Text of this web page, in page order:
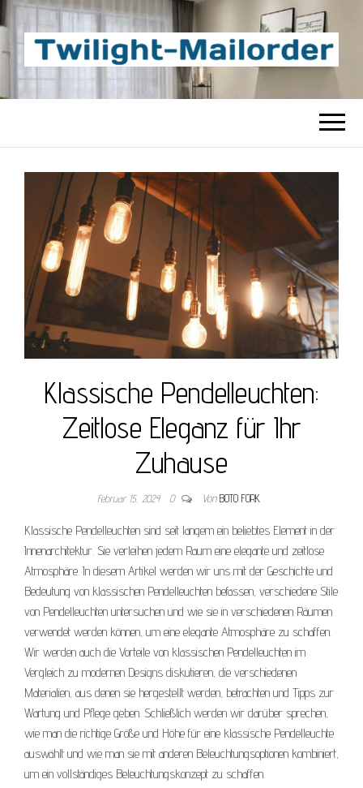
TWILIGHT-
MAILORDER
Beste Content-Sharing-Site
Klassische Pendelleuchten:
Zeitlose Eleganz für Ihr
Zuhause
Februar 15, 2024 0 Von BOTO FORK
Klassische Pendelleuchten sind seit langem ein beliebtes Element in der
Innenarchitektur. Sie verleihen jedem Raum eine elegante und zeitlose
Atmosphäre. In diesem Artikel werden wir uns mit der Geschichte und
Bedeutung von klassischen Pendelleuchten befassen, verschiedene Stile
von Pendelleuchten untersuchen und wie sie in verschiedenen Räumen
verwendet werden können, um eine elegante Atmosphäre zu schaffen.
Wir werden auch die Vorteile von klassischen Pendelleuchten im
Vergleich zu modernen Designs diskutieren, die verschiedenen
Materialien, aus denen sie hergestellt werden, betrachten und Tipps zur
Wartung und Pflege geben. Schließlich werden wir darüber sprechen,
wie man die richtige Größe und Höhe für eine klassische Pendelleuchte
auswählt und wie man sie mit anderen Beleuchtungsoptionen kombiniert,
um ein vollständiges Beleuchtungskonzept zu schaffen.